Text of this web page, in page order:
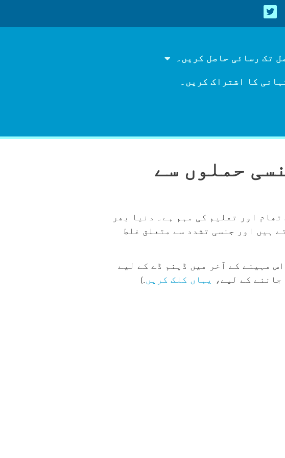
تک رسائی حاصل کریں۔
کا اشتراک کریں۔
حملوں سے
اور تعلیم کی مہم ہے۔ دنیا بھر
ہیں اور جنسی تشدد سے متعلق غلط
اس مہینے کے آخر میں ڈینم ڈے کے لیے
یہاں کلک کریں.)